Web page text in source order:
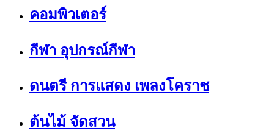
คอมพิวเตอร์
กีฬา อุปกรณ์กีฬา
ดนตรี การแสดง เพลงโคราช
ต้นไม้ จัดสวน